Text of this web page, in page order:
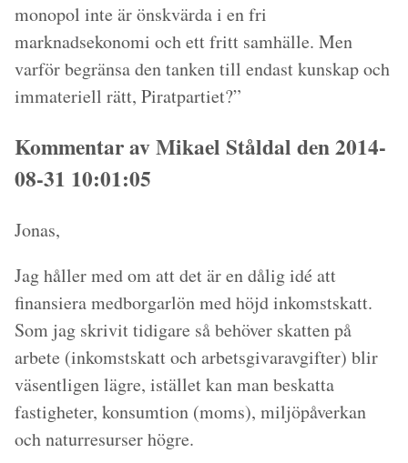
monopol inte är önskvärda i en fri
marknadsekonomi och ett fritt samhälle. Men
varför begränsa den tanken till endast kunskap och
immateriell rätt, Piratpartiet?”
Kommentar av Mikael Ståldal den 2014-
08-31 10:01:05
Jonas,
Jag håller med om att det är en dålig idé att
finansiera medborgarlön med höjd inkomstskatt.
Som jag skrivit tidigare så behöver skatten på
arbete (inkomstskatt och arbetsgivaravgifter) blir
väsentligen lägre, istället kan man beskatta
fastigheter, konsumtion (moms), miljöpåverkan
och naturresurser högre.